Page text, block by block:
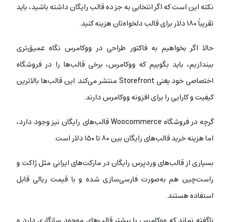
نکته‌ این است که اگر انتخابی به جز ده قالب رایگان داشته باشید، باید
تقریباً ۱۸۰ دلار برای قالب دلخواه‌تان هزینه کنید.
حالا اگر بخواهیم به فاکتور طراحی در ووکامرس نگاه عمیق‌تری
بیندازیم، باید بگوییم که ووکامرس، برخی قالب‌ها را در فروشگاه
اختصاصی خود یعنی Storefront منتشر می‌کند. این قالب‌ها بالاترین
کیفیت و کارایی را برای افزونه ووکامرس دارند.
گرچه در فروشگاه Woocommerce قالب‌های رایگان نیز وجود دارد،
اما هزینه‌ خرید قالب‌های رایگان بین ۸۰ تا ۱۵۰ دلار است.
بسیاری از قالب‌های وردپرس رایگان‌ در مارکت‌های ایرانی مثل ژاکت و
راست‌چین هم به‌صورت فارسی‌سازی شده و با قیمت ریالی قابل
استفاده هستند.